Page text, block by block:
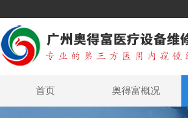
首页 奥得富概况